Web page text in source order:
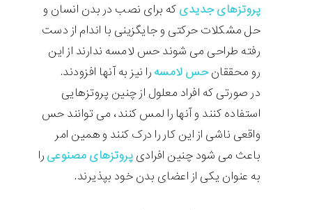
پروتزهای جدیدی که برای نصب در بدن انسان و
حل مشکلات حرکتی و جایگزینی با اندام از دست
رفته طراحی می شوند حس لامسه ندارند از این
رو محققانحس لامسه را نیز به آنها افزودند.
در صورتی که افراد معلول از چنین پروتزهایی
استفاده کنند و آنها را لمس کنند، می توانند حس
واقعی ناشی از این کار را درک کنند و همین امر
باعث می شود چنین افرادی پروتزهای مصنوعی را
به عنوان یکی از اعضای بدن خود بپذیرند.